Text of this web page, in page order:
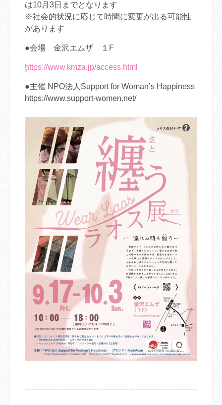
は10月3日までとなります
※社会的状況に応じて時間に変更が出る可能性
があります
●会場 金沢エムザ １F
https://www.kmza.jp/access.html
●主催 NPO法人Support for Woman’s Happiness
https://www.support-women.net/